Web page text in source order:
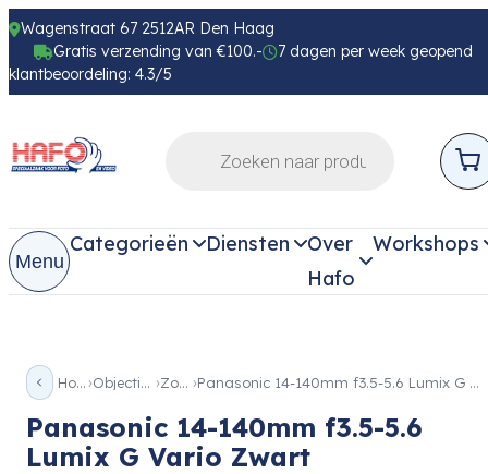
Wagenstraat 67 2512AR Den Haag
Gratis verzending van €100.-
7 dagen per week geopend
klantbeoordeling: 4.3/5
Menu
Categorieën Diensten
Over
Hafo
Workshops
Home Objectieven Zoom Panasonic 14-140mm f3.5-5.6 Lumix G Vario Zwart
Panasonic 14-140mm f3.5-5.6
Lumix G Vario Zwart